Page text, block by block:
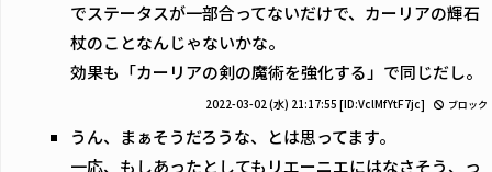
でステータスが一部合ってないだけで、カーリアの輝石
杖のことなんじゃないかな。
効果も「カーリアの剣の魔術を強化する」で同じだし。
2022-03-02 (水) 21:17:55 [ID:VclMfYtF7jc] ブロック
うん、まぁそうだろうな、とは思ってます。
一応、もしあったとしてもリエーニエにはなさそう、っ